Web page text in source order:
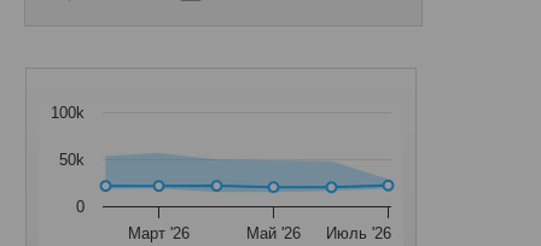
Март '26 Май '26 Июль '26
0
50k
100k